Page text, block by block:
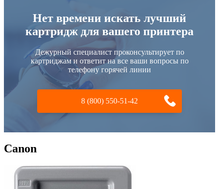
Нет времени искать лучший
картридж для вашего принтера
Дежурный специалист проконсультирует по
картриджам и ответит на все ваши вопросы по
телефону горячей линии
8 (800) 550-51-42
Canon